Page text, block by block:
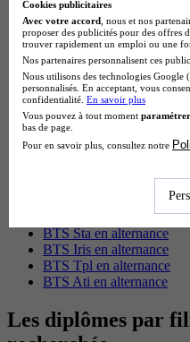
BTS Mco en alternance
BTS Pi en alternance
BTS Sp3s en alternance
Master CCA en
BTS Ndrc en alternance
BTS Sam en alternance
Cap Fleuriste en alternance
BTS Sio en alternance
MSc Marketing Digital en
BTS Gpme en alternance
BTS Domotique en
BAC Pro Agora en
BTS Sta en alternance
BTS Iris en alternance
BTS Tpl en alternance
BTS Ati en alternance
Les diplômes par
Cookies publicitaires
Avec votre accord , nous et nos
proposer des publicités pour des offres
trouver rapidement un emploi ou une
Nos partenaires personnalisent ces
Nous utilisons des technologies Google
personnalisés. En acceptant, vous
confidentialité. En savoir plus
Vous pouvez à tout moment
bas de page.
Pour en savoir plus, consultez notre